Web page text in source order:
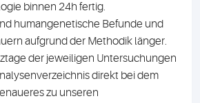
binnen 24h fertig.
humangenetische Befunde und
aufgrund der Methodik länger.
der jeweiligen Untersuchungen
direkt bei dem
zu unseren